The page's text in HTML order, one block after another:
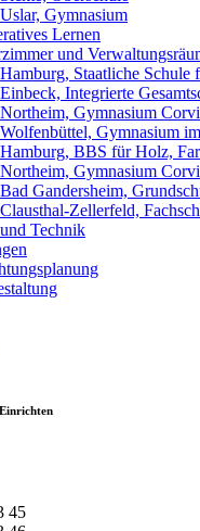
Uslar, Gymnasium
Lernen
und
Hamburg, Staatliche Schule
Einbeck, Integrierte
Northeim, Gymnasium
Wolfenbüttel, Gymnasium
Hamburg, BBS für Holz,
Northeim, Gymnasium
Bad Gandersheim,
Clausthal-Zellerfeld,
und Technik
45